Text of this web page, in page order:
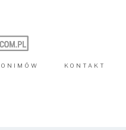
KONTAKT